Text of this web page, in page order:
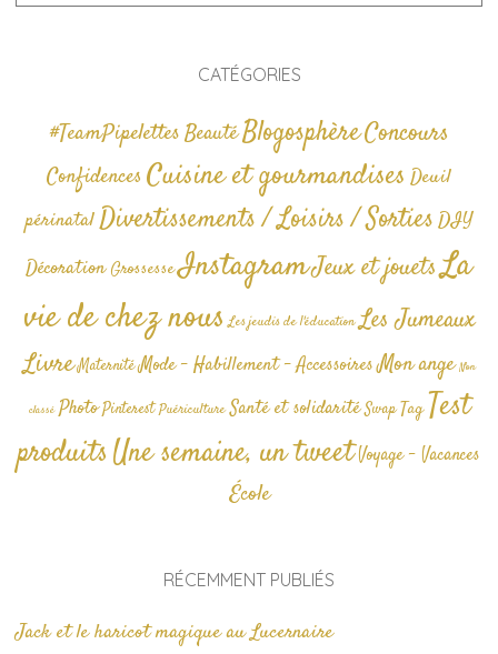
CATÉGORIES
#TeamPipelettesBeautéBlogosphèreConcours
Confidences Cuisine et gourmandises Deuil
périnatalDivertissements / Loisirs / SortiesDIY
Décoration GrossesseInstagramJeux et jouetsLa
vie de chez nous Les jeudis de l'éducation Les Jumeaux
Livre Maternité Mode - Habillement - AccessoiresMon ange Non
classé Photo Pinterest Puériculture Santé et solidarité Swap TagTest
produitsUne semaine, un tweetVoyage - Vacances
École
RÉCEMMENT PUBLIÉS
Jack et le haricot magique au Lucernaire